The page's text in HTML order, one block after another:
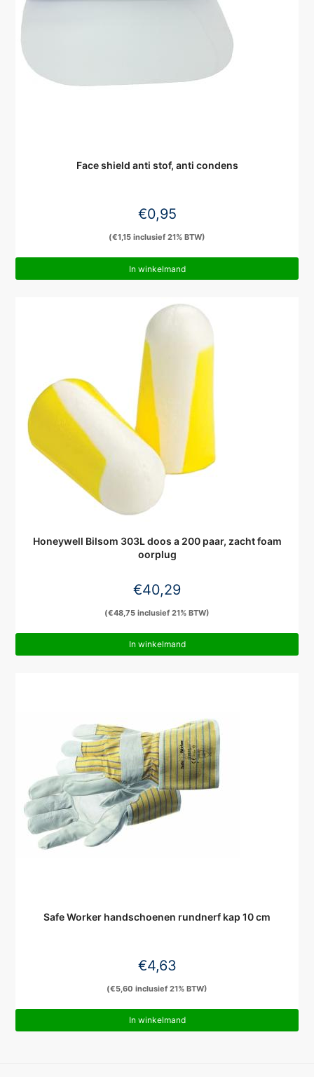
Face shield anti stof, anti condens
€0,95
(€1,15 inclusief 21% BTW)
In winkelmand
Honeywell Bilsom 303L doos a 200 paar, zacht foam
oorplug
€40,29
(€48,75 inclusief 21% BTW)
In winkelmand
Safe Worker handschoenen rundnerf kap 10 cm
€4,63
(€5,60 inclusief 21% BTW)
In winkelmand